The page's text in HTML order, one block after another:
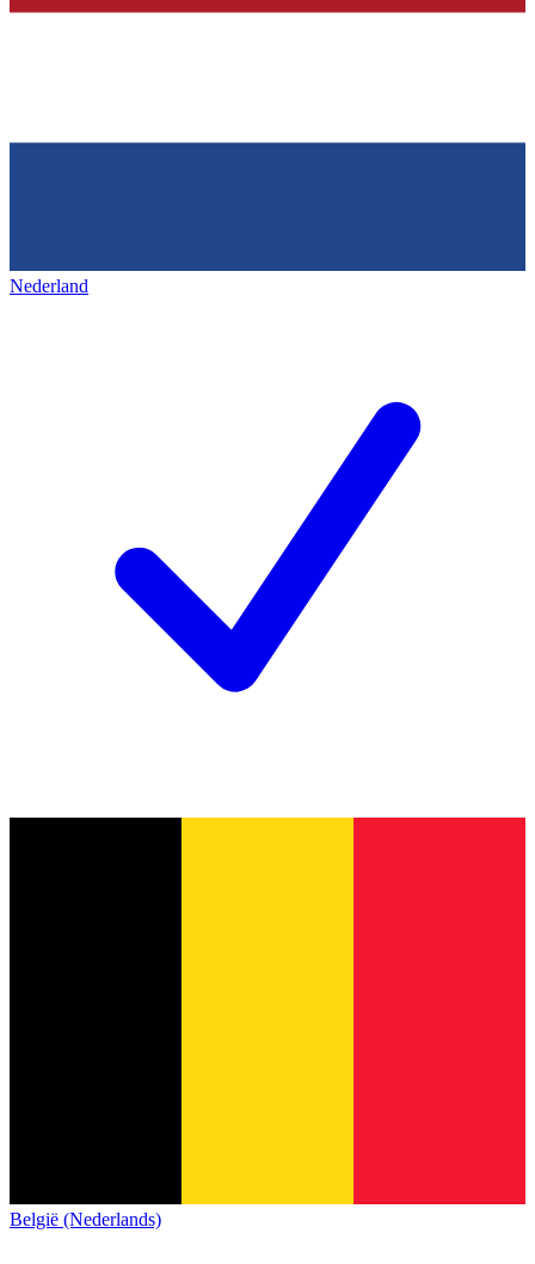
Nederland
België (Nederlands)